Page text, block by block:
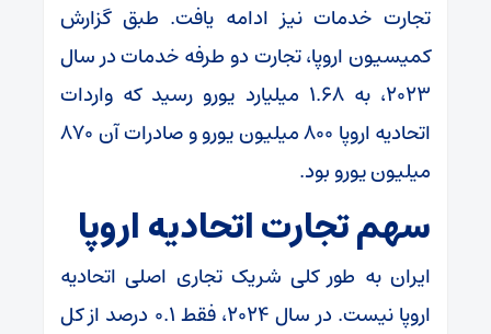
تجارت خدمات نیز ادامه یافت. طبق گزارش
کمیسیون اروپا، تجارت دو طرفه خدمات در سال
۲۰۲۳، به ۱.۶۸ میلیارد یورو رسید که واردات
اتحادیه اروپا ۸۰۰ میلیون یورو و صادرات آن ۸۷۰
میلیون یورو بود.
سهم تجارت اتحادیه اروپا
ایران به طور کلی شریک تجاری اصلی اتحادیه
اروپا نیست. در سال ۲۰۲۴، فقط ۰.۱ درصد از کل